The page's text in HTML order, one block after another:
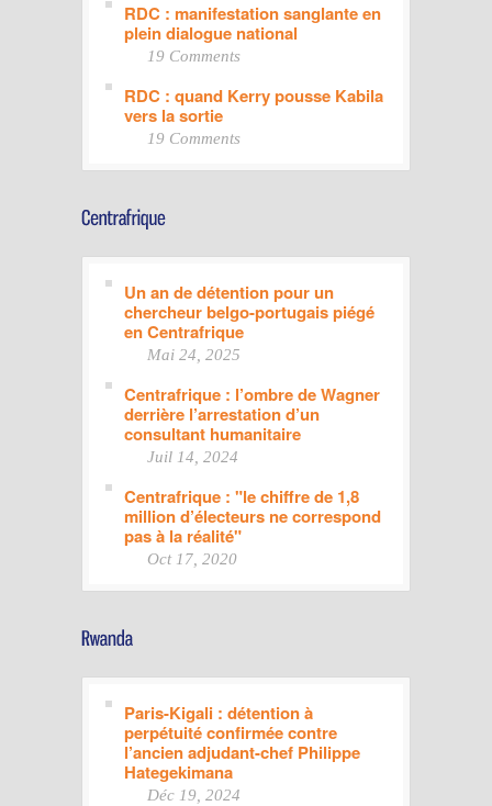
RDC : manifestation sanglante en
plein dialogue national
19 Comments
RDC : quand Kerry pousse Kabila
vers la sortie
19 Comments
Un an de détention pour un
chercheur belgo-portugais piégé
en Centrafrique
Mai 24, 2025
Centrafrique : l’ombre de Wagner
derrière l’arrestation d’un
consultant humanitaire
Juil 14, 2024
Centrafrique : "le chiffre de 1,8
million d’électeurs ne correspond
pas à la réalité"
Oct 17, 2020
Paris-Kigali : détention à
perpétuité confirmée contre
l’ancien adjudant-chef Philippe
Hategekimana
Déc 19, 2024